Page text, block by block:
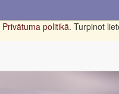
Privātuma politikā. Turpinot